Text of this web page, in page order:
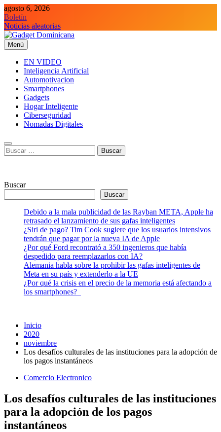
Saltar
al
contenido
agosto 6, 2026
Boletín
Noticias aleatorias
Gadget Dominicana
Gadgets y Tecnología de consumo
Menú
EN VIDEO
Inteligencia Artificial
Automotivacion
Smartphones
Gadgets
Hogar Inteligente
Ciberseguridad
Nomadas Digitales
Buscar:
Buscar
Buscar
Debido a la mala publicidad de las Rayban META, Apple ha
retrasado el lanzamiento de sus gafas inteligentes
¿Siri de pago? Tim Cook sugiere que los usuarios intensivos
tendrán que pagar por la nueva IA de Apple
¿Por qué Ford recontrató a 350 ingenieros que había
despedido para reemplazarlos con IA?
Alemania habla sobre la prohibir las gafas inteligentes de
Meta en su país y extenderlo a la UE
¿Por qué la crisis en el precio de la memoria está afectando a
los smartphones?
Inicio
2020
noviembre
Los desafíos culturales de las instituciones para la adopción de
los pagos instantáneos
Comercio Electronico
Los desafíos culturales de las instituciones
para la adopción de los pagos
instantáneos